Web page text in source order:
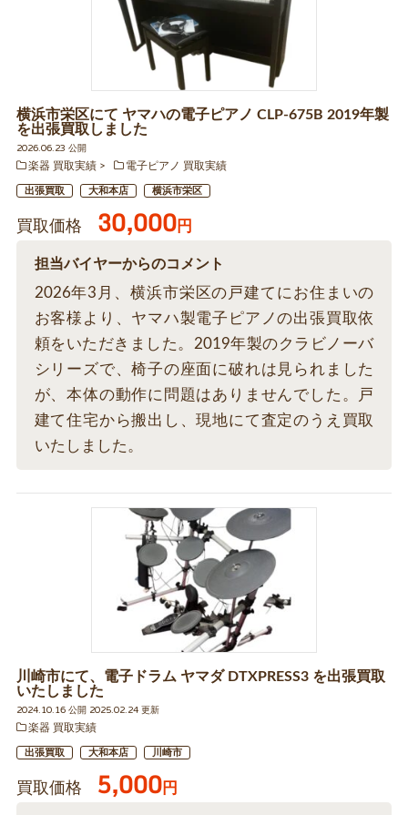
横浜市栄区にて ヤマハの電子ピアノ CLP-675B 2019年製
を出張買取しました
2026.06.23 公開
楽器 買取実績
電子ピアノ 買取実績
出張買取 大和本店 横浜市栄区
買取価格 30,000円
担当バイヤーからのコメント
2026年3月、横浜市栄区の戸建てにお住まいの
お客様より、ヤマハ製電子ピアノの出張買取依
頼をいただきました。2019年製のクラビノーバ
シリーズで、椅子の座面に破れは見られました
が、本体の動作に問題はありませんでした。戸
建て住宅から搬出し、現地にて査定のうえ買取
いたしました。
川崎市にて、電子ドラム ヤマダ DTXPRESS3 を出張買取
いたしました
2024.10.16 公開 2025.02.24 更新
楽器 買取実績
出張買取 大和本店 川崎市
買取価格 5,000円